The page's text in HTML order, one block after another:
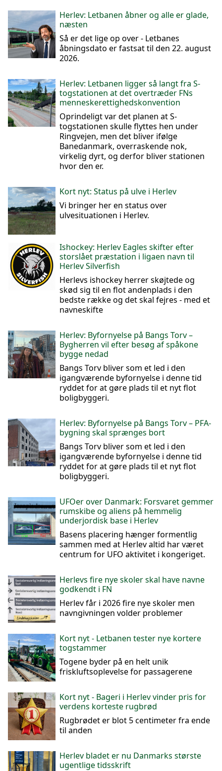
Herlev: Letbanen åbner og alle er glade,
næsten
Så er det lige op over - Letbanes
åbningsdato er fastsat til den 22. august
2026.
Herlev: Letbanen ligger så langt fra S-
togstationen at det overtræder FNs
menneskerettighedskonvention
Oprindeligt var det planen at S-
togstationen skulle flyttes hen under
Ringvejen, men det bliver ifølge
Banedanmark, overraskende nok,
virkelig dyrt, og derfor bliver stationen
hvor den er.
Kort nyt: Status på ulve i Herlev
Vi bringer her en status over
ulvesituationen i Herlev.
Ishockey: Herlev Eagles skifter efter
storslået præstation i ligaen navn til
Herlev Silverfish
Herlevs ishockey herrer skøjtede og
skød sig til en flot andenplads i den
bedste række og det skal fejres - med et
navneskifte
Herlev: Byfornyelse på Bangs Torv –
Bygherren vil efter besøg af spåkone
bygge nedad
Bangs Torv bliver som et led i den
igangværende byfornyelse i denne tid
ryddet for at gøre plads til et nyt flot
boligbyggeri.
Herlev: Byfornyelse på Bangs Torv – PFA-
bygning skal sprænges bort
Bangs Torv bliver som et led i den
igangværende byfornyelse i denne tid
ryddet for at gøre plads til et nyt flot
boligbyggeri.
UFOer over Danmark: Forsvaret gemmer
rumskibe og aliens på hemmelig
underjordisk base i Herlev
Basens placering hænger formentlig
sammen med at Herlev altid har været
centrum for UFO aktivitet i kongeriget.
Herlevs fire nye skoler skal have navne
godkendt i FN
Herlev får i 2026 fire nye skoler men
navngivningen volder problemer
Kort nyt - Letbanen tester nye kortere
togstammer
Togene byder på en helt unik
friskluftsoplevelse for passagerene
Kort nyt - Bageri i Herlev vinder pris for
verdens korteste rugbrød
Rugbrødet er blot 5 centimeter fra ende
til anden
Herlev bladet er nu Danmarks største
ugentlige tidsskrift